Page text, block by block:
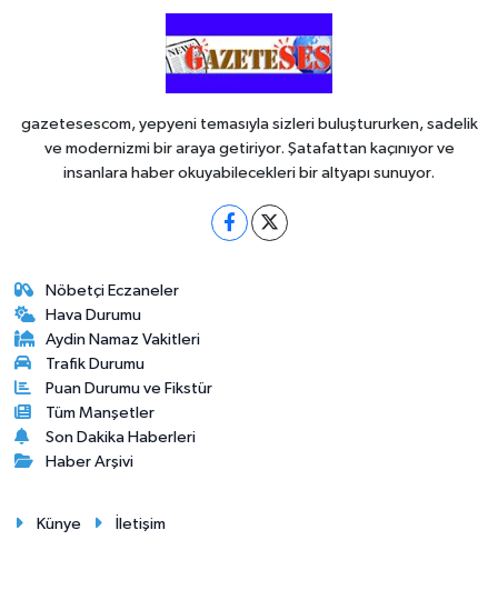
gazetesescom, yepyeni temasıyla sizleri buluştururken, sadelik
ve modernizmi bir araya getiriyor. Şatafattan kaçınıyor ve
insanlara haber okuyabilecekleri bir altyapı sunuyor.
Nöbetçi Eczaneler
Hava Durumu
Aydin Namaz Vakitleri
Trafik Durumu
Puan Durumu ve Fikstür
Tüm Manşetler
Son Dakika Haberleri
Haber Arşivi
Künye İletişim